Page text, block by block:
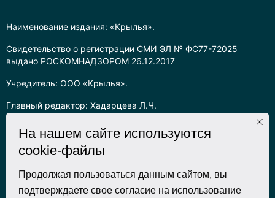
Наименование издания: «Крылья».
Свидетельство о регистрации СМИ ЭЛ № ФС77-72025
выдано РОСКОМНАДЗОРОМ 26.12.2017
Учредитель: ООО «Крылья».
Главный редактор: Хадарцева Л.Ч.
Информация на сайте предназначена для лиц старше 16 лет.
Все права на любые материалы, опубликованные на сайте,
защищены в соответствии с российским законодательством
об интеллектуальной собственности. Любое использование
текстовых, фото, аудио и видеоматериалов возможно только
На нашем сайте используются
cookie-файлы
Продолжая пользоваться данным сайтом, вы
подтверждаете свое согласие на использование